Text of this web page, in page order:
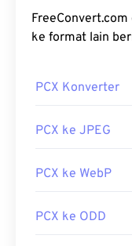
FreeConvert.com
ke format lain
PCX Konverter
PCX ke JPEG
PCX ke WebP
PCX ke ODD